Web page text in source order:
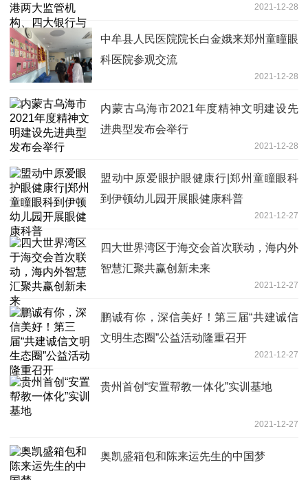
2021-12-28
中牟县人民医院院长白金娥来郑州童瞳眼
科医院参观交流
2021-12-28
内蒙古乌海市2021年度精神文明建设先
进典型发布会举行
2021-12-28
盟动中原爱眼护眼健康行|郑州童瞳眼科
到伊顿幼儿园开展眼健康科普
2021-12-27
四大世界湾区于海交会首次联动，海内外
智慧汇聚共赢创新未来
2021-12-27
鹏诚有你，深信美好！第三届“共建诚信
文明生态圈”公益活动隆重召开
2021-12-27
贵州首创“安置帮教一体化”实训基地
2021-12-27
奥凯盛箱包和陈来运先生的中国梦